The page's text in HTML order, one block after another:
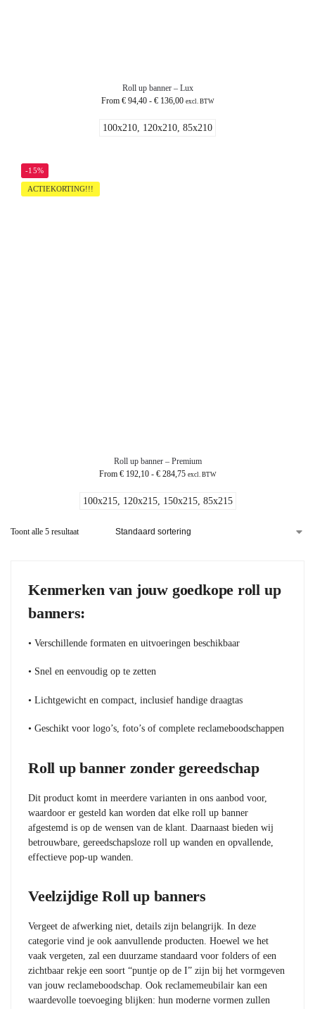
Roll up banner – Lux
From €94,40 - €136,00 excl. BTW
100x210, 120x210, 85x210
-15%
ACTIEKORTING!!!
Roll up banner – Premium
From €192,10 - €284,75 excl. BTW
100x215, 120x215, 150x215, 85x215
Toont alle 5 resultaat
Kenmerken van jouw goedkope roll up
banners:
• Verschillende formaten en uitvoeringen beschikbaar
• Snel en eenvoudig op te zetten
• Lichtgewicht en compact, inclusief handige draagtas
• Geschikt voor logo’s, foto’s of complete reclameboodschappen
Roll up banner zonder gereedschap
Dit product komt in meerdere varianten in ons aanbod voor,
waardoor er gesteld kan worden dat elke roll up banner
afgestemd is op de wensen van de klant. Daarnaast bieden wij
betrouwbare, gereedschapsloze roll up wanden en opvallende,
effectieve pop-up wanden.
Veelzijdige Roll up banners
Vergeet de afwerking niet, details zijn belangrijk. In deze
categorie vind je ook aanvullende producten. Hoewel we het
vaak vergeten, zal een duurzame standaard voor folders of een
zichtbaar rekje een soort “puntje op de I” zijn bij het vormgeven
van jouw reclameboodschap. Ook reclamemeubilair kan een
waardevolle toevoeging blijken: hun moderne vormen zullen